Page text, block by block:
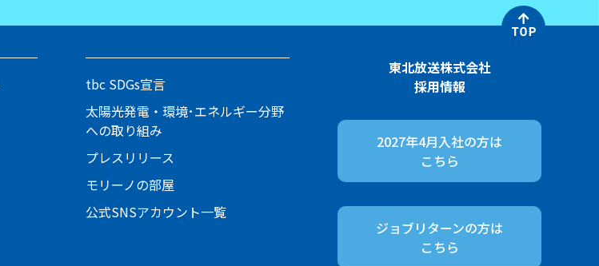
tbc SDGs宣言
太陽光発電・環境･エネルギー分野
への取り組み
プレスリリース
モリーノの部屋
公式SNSアカウント一覧
東北放送株式会社
採用情報
2027年4月入社の方は
こちら
ジョブリターンの方は
こちら